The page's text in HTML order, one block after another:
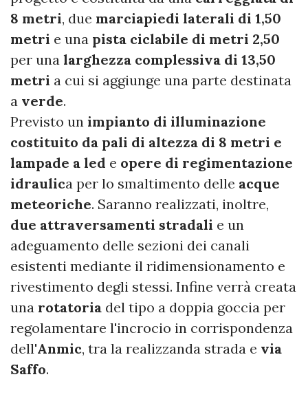
8 metri, due marciapiedi laterali di 1,50
metri e una pista ciclabile di metri 2,50
per una larghezza complessiva di 13,50
metri a cui si aggiunge una parte destinata
a verde.
Previsto un impianto di illuminazione
costituito da pali di altezza di 8 metri e
lampade a led e opere di regimentazione
idraulica per lo smaltimento delle acque
meteoriche. Saranno realizzati, inoltre,
due attraversamenti stradali e un
adeguamento delle sezioni dei canali
esistenti mediante il ridimensionamento e
rivestimento degli stessi. Infine verrà creata
una rotatoria del tipo a doppia goccia per
regolamentare l'incrocio in corrispondenza
dell'Anmic, tra la realizzanda strada e via
Saffo.